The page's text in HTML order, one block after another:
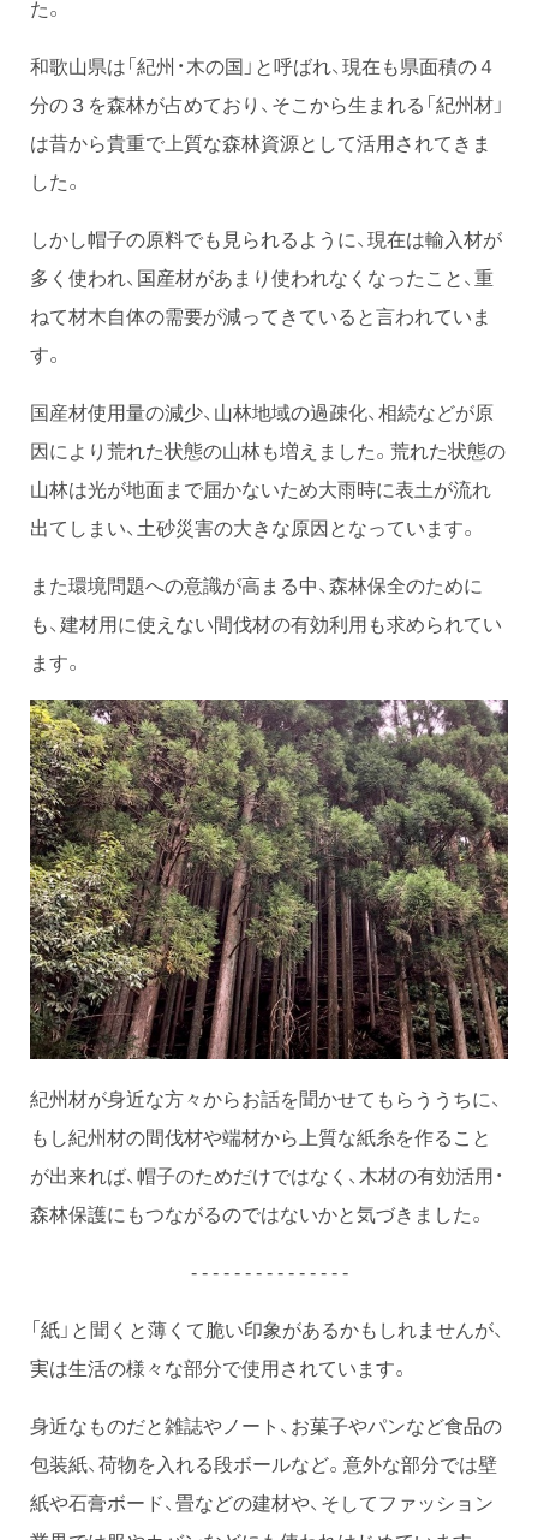
た。
和歌山県は「紀州・木の国」と呼ばれ、現在も県面積の４
分の３を森林が占めており、そこから生まれる「紀州材」
は昔から貴重で上質な森林資源として活用されてきま
した。
しかし帽子の原料でも見られるように、現在は輸入材が
多く使われ、国産材があまり使われなくなったこと、重
ねて材木自体の需要が減ってきていると言われていま
す。
国産材使用量の減少、山林地域の過疎化、相続などが原
因により荒れた状態の山林も増えました。荒れた状態の
山林は光が地面まで届かないため大雨時に表土が流れ
出てしまい、土砂災害の大きな原因となっています。
また環境問題への意識が高まる中、森林保全のために
も、建材用に使えない間伐材の有効利用も求められてい
ます。
紀州材が身近な方々からお話を聞かせてもらううちに、
もし紀州材の間伐材や端材から上質な紙糸を作ること
が出来れば、帽子のためだけではなく、木材の有効活用・
森林保護にもつながるのではないかと気づきました。
- - - - - - - - - - - - - - -
「紙」と聞くと薄くて脆い印象があるかもしれませんが、
実は生活の様々な部分で使用されています。
身近なものだと雑誌やノート、お菓子やパンなど食品の
包装紙、荷物を入れる段ボールなど。意外な部分では壁
紙や石膏ボード、畳などの建材や、そしてファッション